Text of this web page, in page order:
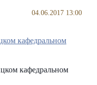
04.06.2017 13:00
кафедральном